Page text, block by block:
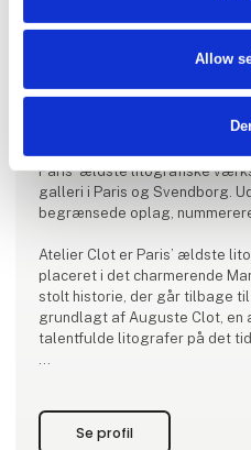
Allow
Atelier Clot, Bramsen og
Paris’ ældste litografiske
galleri i Paris og Svendborg.
begrænsede oplag,
Atelier Clot er Paris’ ældste
placeret i det charmerende
stolt historie, der går tilbage
grundlagt af Auguste Clot, en
talentfulde litografer på det
været en kilde til inspirati
Se profil